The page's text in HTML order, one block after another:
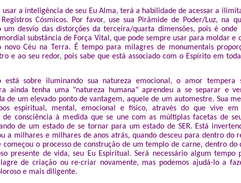
usar a inteligência de seu Eu Alma, terá a habilidade de acessar a
Registros Cósmicos. Por favor, use sua Pirâmide de Poder/Luz, na
um desvio das distorções da terceira/quarta dimensões, pois é onde
substância de Força Vital, que pode sempre usar para moldar e
novo Céu na Terra. É tempo para milagres de monumentais
e ao seu redor, pois sabe que está associado com o Espírito em
está sobre iluminando sua natureza emocional, o amor tempera
ainda tenha uma "natureza humana" aprendeu a se separar e
de um elevado ponto de vantagem, aquele de um automestre. Sua
espiritual, mental, emocional e físico, através do que vive
de consciência à medida que se une com as múltiplas facetas de
de um estado de se tornar para um estado de SER. Está
a milhares e milhares de anos atrás, quando desceu para dentro do
o processo de construção de um templo de carne, dentro do
presente de vida, seu Eu Espiritual. Será necessário algum tempo
de criação ou re-criar novamente, mas podemos ajudá-lo a
e mais diligente.